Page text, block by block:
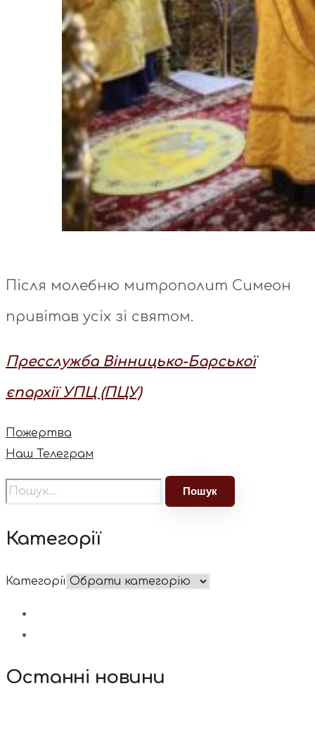
Після молебню митрополит Симеон
привітав усіх зі святом.
Пресслужба Вінницько-Барської
єпархії УПЦ (ПЦУ)
Пожертва
Наш Телеграм
Категорії
Категорії
Останні новини